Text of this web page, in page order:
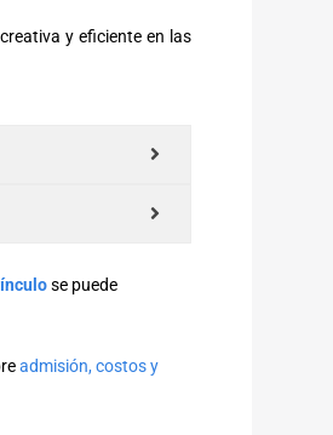
y eficiente en las
se puede
admisión, costos y